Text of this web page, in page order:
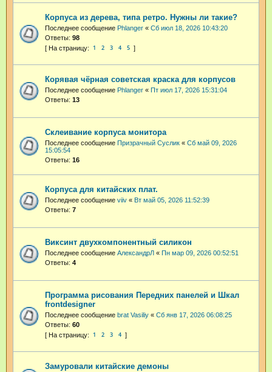
Корпуса из дерева, типа ретро. Нужны ли такие?
Последнее сообщение Phlanger « Сб июл 18, 2026 10:43:20
Ответы: 98
1 2 3 4 5
Корявая чёрная советская краска для корпусов
Последнее сообщение Phlanger « Пт июл 17, 2026 15:31:04
Ответы: 13
Склеивание корпуса монитора
Последнее сообщение Призрачный Суслик « Сб май 09, 2026
15:05:54
Ответы: 16
Корпуса для китайских плат.
Последнее сообщение viiv « Вт май 05, 2026 11:52:39
Ответы: 7
Виксинт двухкомпонентный силикон
Последнее сообщение АлександрЛ « Пн мар 09, 2026 00:52:51
Ответы: 4
Программа рисования Передних панелей и Шкал
frontdesigner
Последнее сообщение brat Vasiliy « Сб янв 17, 2026 06:08:25
Ответы: 60
1 2 3 4
Замуровали китайские демоны